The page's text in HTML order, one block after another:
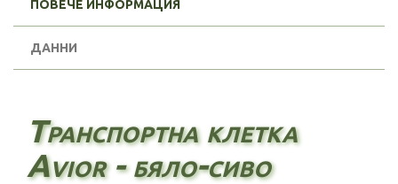
ПОВЕЧЕ ИНФОРМАЦИЯ
ДАННИ
Транспортна клетка
Avior - бяло-сиво